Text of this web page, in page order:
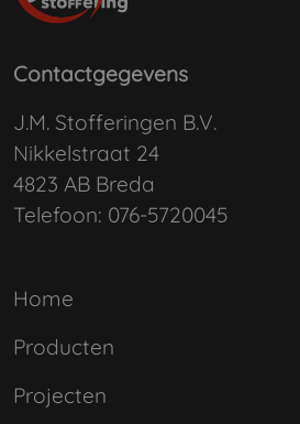
Contactgegevens
J.M. Stofferingen B.V.
Nikkelstraat 24
4823 AB Breda
Telefoon: 076-5720045
Home
Producten
Projecten